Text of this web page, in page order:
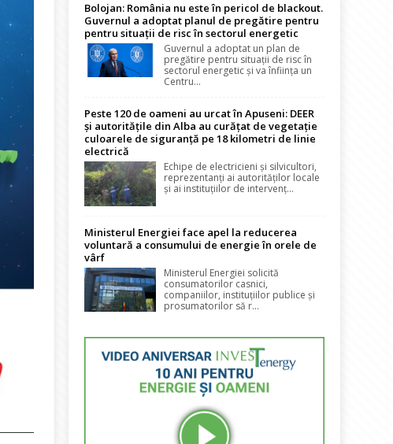
Bolojan: România nu este în pericol de blackout.
Guvernul a adoptat planul de pregătire pentru
pentru situații de risc în sectorul energetic
Guvernul a adoptat un plan de
pregătire pentru situații de risc în
sectorul energetic și va înființa un
Centru...
Peste 120 de oameni au urcat în Apuseni: DEER
și autoritățile din Alba au curățat de vegetație
culoarele de siguranță pe 18 kilometri de linie
electrică
Echipe de electricieni și silvicultori,
reprezentanți ai autorităților locale
și ai instituțiilor de intervenț...
Ministerul Energiei face apel la reducerea
voluntară a consumului de energie în orele de
vârf
Ministerul Energiei solicită
consumatorilor casnici,
companiilor, instituțiilor publice și
prosumatorilor să r...